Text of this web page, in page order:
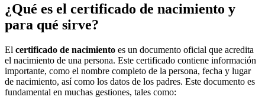
¿Qué es el certificado de nacimiento y
para qué sirve?
El certificado de nacimiento es un documento oficial que acredita
el nacimiento de una persona. Este certificado contiene información
importante, como el nombre completo de la persona, fecha y lugar
de nacimiento, así como los datos de los padres. Este documento es
fundamental en muchas gestiones, tales como: